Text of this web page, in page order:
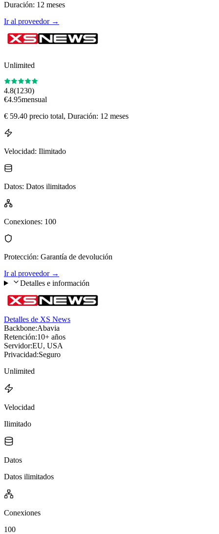
Duración: 12 meses
Ir al proveedor→
Unlimited
4.8(1230)
€4.95mensual
€ 59.40 precio total, Duración: 12 meses
Velocidad: Ilimitado
Datos: Datos ilimitados
Conexiones: 100
Protección: Garantía de devolución
Ir al proveedor→
Detalles e información
Detalles de XS News
Backbone:Abavia
Retención:10+ años
Servidor:EU, USA
Privacidad:Seguro
Unlimited
Velocidad
Ilimitado
Datos
Datos ilimitados
Conexiones
100